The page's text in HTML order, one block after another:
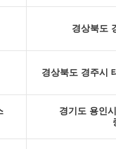
경상북도
경상북도 경주시
경기도 용인